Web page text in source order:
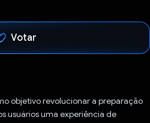
Votar
objetivo revolucionar a preparação
usuários uma experiência de